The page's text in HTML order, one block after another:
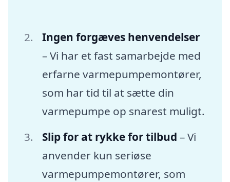
Ingen forgæves henvendelser
– Vi har et fast samarbejde med
erfarne varmepumpemontører,
som har tid til at sætte din
varmepumpe op snarest muligt.
Slip for at rykke for tilbud – Vi
anvender kun seriøse
varmepumpemontører, som